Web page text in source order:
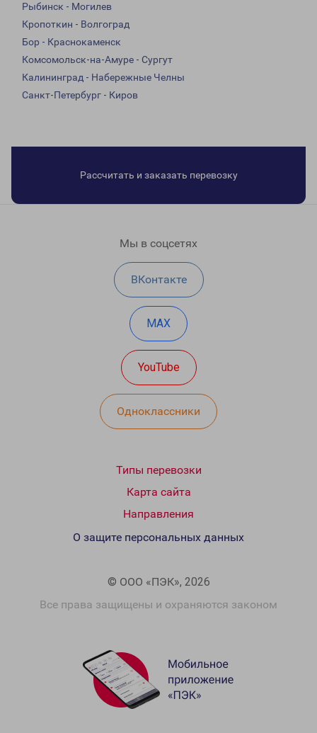
Рыбинск - Могилев
Кропоткин - Волгоград
Бор - Краснокаменск
Комсомольск-на-Амуре - Сургут
Калининград - Набережные Челны
Санкт-Петербург - Киров
Рассчитать и заказать перевозку
Мы в соцсетях
ВКонтакте
MAX
YouTube
Одноклассники
Типы перевозки
Карта сайта
Направления
© ООО «ПЭК», 2026
Все права защищены и охраняются законом
О защите персональных данных